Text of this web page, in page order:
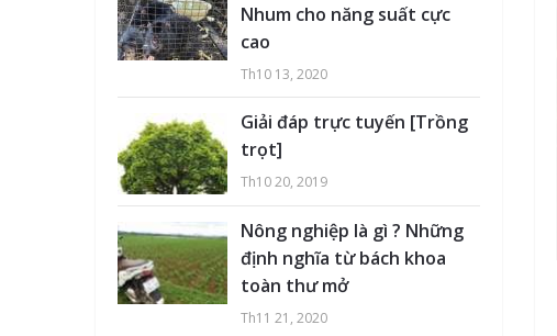
Nhum cho năng suất cực
cao
Th10 13, 2020
Giải đáp trực tuyến [Trồng
trọt]
Th10 20, 2019
Nông nghiệp là gì ? Những
định nghĩa từ bách khoa
toàn thư mở
Th11 21, 2020